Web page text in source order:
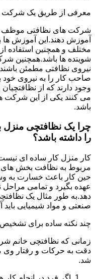
معرفی از طریق یک شرکت
شرکت های نظافتی موظف
آموزش دهند.این آموزش
مختلف و همچنین استفاده
شوینده ها باشد.همچنین
نیروی نظافتی مطمئن
صاحب کار را به نیروی خود
وجود دارند که از
می کنند یکی از این شرکت
باشد.
چرا یک نظافتچی منزل
را داشته باشد؟
کار منزل کار ساده ای
مربوط به نظافت بخش های
حین کار باعث خسارت به
عهده بگیرد و تمامی
دهد.به طور مثال یک
صنعتی و مواد شیمیایی
چند نکته ساده برای
زمانی که نظافتچی خانم
دقت به حرکات و رفتار وی
شد.